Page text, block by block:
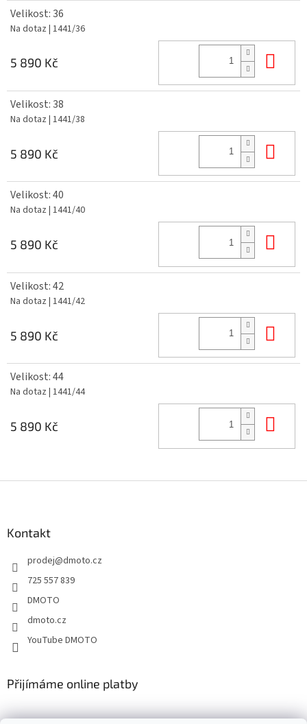
Velikost: 36
Na dotaz | 1441/36
5 890 Kč
Velikost: 38
Na dotaz | 1441/38
5 890 Kč
Velikost: 40
Na dotaz | 1441/40
5 890 Kč
Velikost: 42
Na dotaz | 1441/42
5 890 Kč
Velikost: 44
Na dotaz | 1441/44
5 890 Kč
Kontakt
prodej@dmoto.cz
725 557 839
DMOTO
dmoto.cz
YouTube DMOTO
Přijímáme online platby